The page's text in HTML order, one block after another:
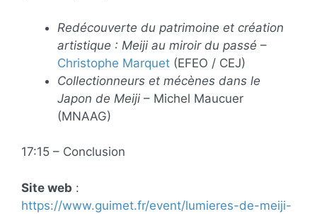
Redécouverte du patrimoine et création
artistique : Meiji au miroir du passé –
Christophe Marquet (EFEO / CEJ)
Collectionneurs et mécènes dans le
Japon de Meiji – Michel Maucuer
(MNAAG)
17:15 – Conclusion
Site web :
https://www.guimet.fr/event/lumieres-de-meiji-